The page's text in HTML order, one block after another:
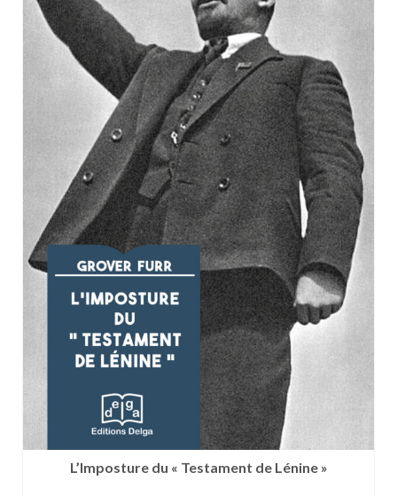
L’Imposture du « Testament de Lénine »